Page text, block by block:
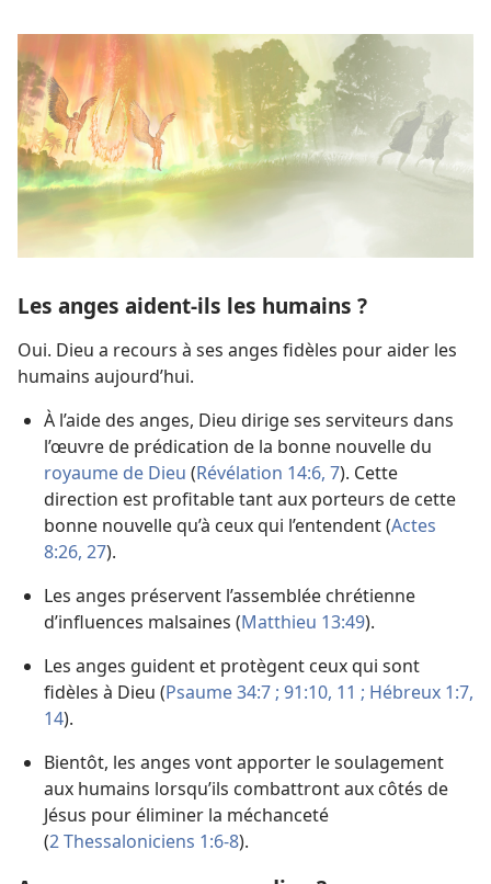
Les anges aident-ils les humains ?
Oui. Dieu a recours à ses anges fidèles pour aider les
humains aujourd’hui.
À l’aide des anges, Dieu dirige ses serviteurs dans
l’œuvre de prédication de la bonne nouvelle du
royaume de Dieu (Révélation 14:6, 7). Cette
direction est profitable tant aux porteurs de cette
bonne nouvelle qu’à ceux qui l’entendent (Actes
8:26, 27).
Les anges préservent l’assemblée chrétienne
d’influences malsaines (Matthieu 13:49).
Les anges guident et protègent ceux qui sont
fidèles à Dieu (Psaume 34:7 ; 91:10, 11 ; Hébreux 1:7,
14).
Bientôt, les anges vont apporter le soulagement
aux humains lorsqu’ils combattront aux côtés de
Jésus pour éliminer la méchanceté
(2 Thessaloniciens 1:6-8).